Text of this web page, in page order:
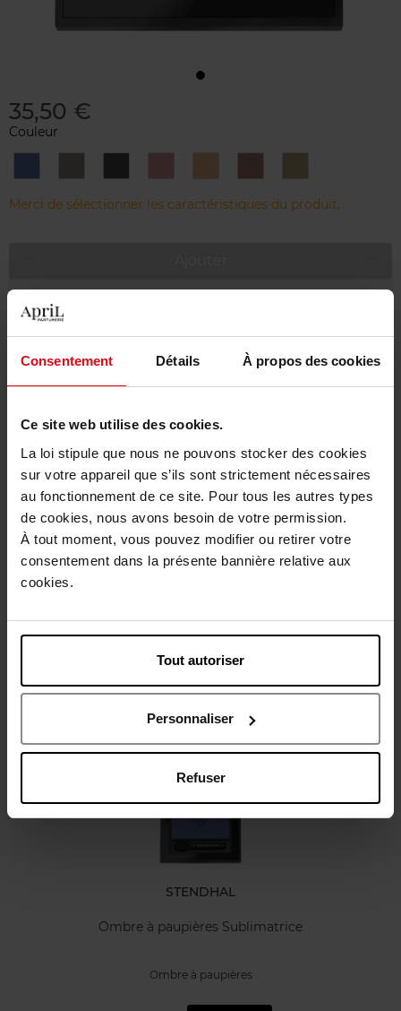
Consentement Détails À propos des cookies
Ce site web utilise des cookies.
La loi stipule que nous ne pouvons stocker des cookies
sur votre appareil que s’ils sont strictement nécessaires
au fonctionnement de ce site. Pour tous les autres types
de cookies, nous avons besoin de votre permission.
À tout moment, vous pouvez modifier ou retirer votre
consentement dans la présente bannière relative aux
cookies.
Tout autoriser
Personnaliser
Refuser
35,50 €
Couleur
-
Saphir
-
Platine
-
Graphite
-
Rose
-
Or
Champagne
-
Bronze
Antique
-
Vert
Mordoré
Merci de sélectionner les caractéristiques du produit.
Livraison gratuite à partir de 55€
Description
Conseil d'utilisation
Vous aimerez peut-être
STENDHAL
Ombre à paupières Sublimatrice
Ombre à paupières